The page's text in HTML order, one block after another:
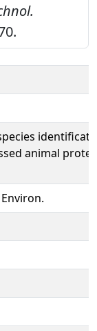
animal